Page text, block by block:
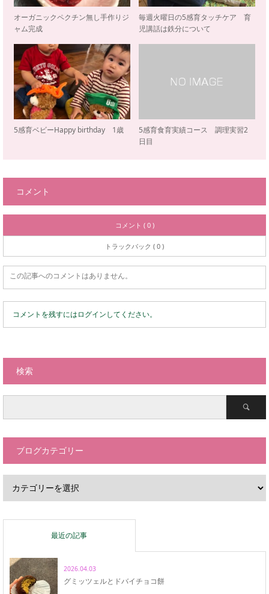
オーガニックペクチン無し手作りジ
ャム完成
毎週火曜日の5感育タッチケア 育
児講話は鉄分について
5感育ベビーHappy birthday 1歳
5感育食育実績コース 調理実習2
日目
コメント
コメント ( 0 )
トラックバック ( 0 )
この記事へのコメントはありません。
コメントを残すにはログインしてください。
検索
ブログカテゴリー
最近の記事
2026.04.03
グミッツェルとドバイチョコ餅